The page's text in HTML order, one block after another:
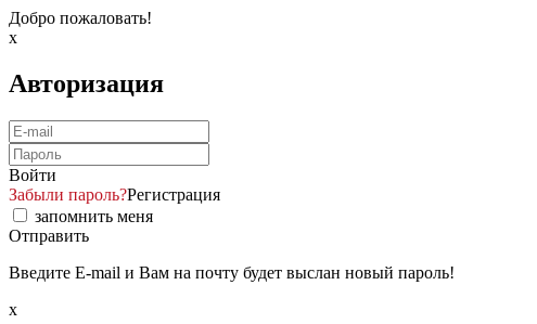
Добро пожаловать!
x
Авторизация
Войти
Забыли пароль?Регистрация
запомнить меня
Отправить
Введите E-mail и Вам на почту будет выслан новый пароль!
x